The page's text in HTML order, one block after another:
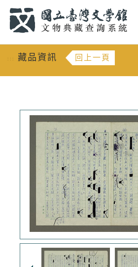
::: 藏品資訊 回上一頁